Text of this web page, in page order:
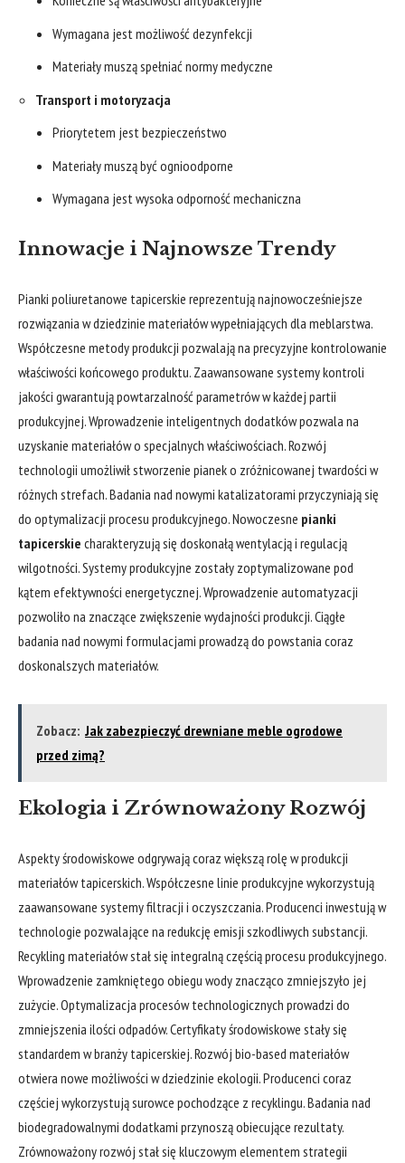
Wymagana jest możliwość dezynfekcji
Materiały muszą spełniać normy medyczne
Transport i motoryzacja
Priorytetem jest bezpieczeństwo
Materiały muszą być ognioodporne
Wymagana jest wysoka odporność mechaniczna
Innowacje i Najnowsze Trendy
Pianki poliuretanowe tapicerskie reprezentują najnowocześniejsze
rozwiązania w dziedzinie materiałów wypełniających dla meblarstwa.
Współczesne metody produkcji pozwalają na precyzyjne kontrolowanie
właściwości końcowego produktu. Zaawansowane systemy kontroli
jakości gwarantują powtarzalność parametrów w każdej partii
produkcyjnej. Wprowadzenie inteligentnych dodatków pozwala na
uzyskanie materiałów o specjalnych właściwościach. Rozwój
technologii umożliwił stworzenie pianek o zróżnicowanej twardości w
różnych strefach. Badania nad nowymi katalizatorami przyczyniają się
do optymalizacji procesu produkcyjnego. Nowoczesne pianki
tapicerskie charakteryzują się doskonałą wentylacją i regulacją
wilgotności. Systemy produkcyjne zostały zoptymalizowane pod
kątem efektywności energetycznej. Wprowadzenie automatyzacji
pozwoliło na znaczące zwiększenie wydajności produkcji. Ciągłe
badania nad nowymi formulacjami prowadzą do powstania coraz
doskonalszych materiałów.
Zobacz: Jak zabezpieczyć drewniane meble ogrodowe
przed zimą?
Ekologia i Zrównoważony Rozwój
Aspekty środowiskowe odgrywają coraz większą rolę w produkcji
materiałów tapicerskich. Współczesne linie produkcyjne wykorzystują
zaawansowane systemy filtracji i oczyszczania. Producenci inwestują w
technologie pozwalające na redukcję emisji szkodliwych substancji.
Recykling materiałów stał się integralną częścią procesu produkcyjnego.
Wprowadzenie zamkniętego obiegu wody znacząco zmniejszyło jej
zużycie. Optymalizacja procesów technologicznych prowadzi do
zmniejszenia ilości odpadów. Certyfikaty środowiskowe stały się
standardem w branży tapicerskiej. Rozwój bio-based materiałów
otwiera nowe możliwości w dziedzinie ekologii. Producenci coraz
częściej wykorzystują surowce pochodzące z recyklingu. Badania nad
biodegradowalnymi dodatkami przynoszą obiecujące rezultaty.
Zrównoważony rozwój stał się kluczowym elementem strategii